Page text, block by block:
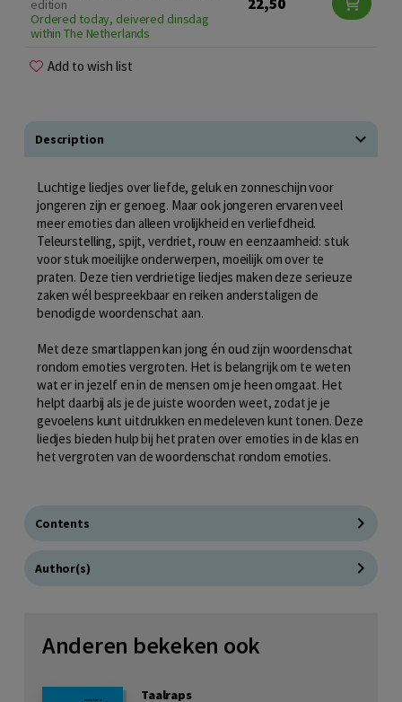
edition
Ordered today, deivered dinsdag
within The Netherlands
Add to wish list
Description
Luchtige liedjes over liefde, geluk en zonneschijn voor
jongeren zijn er genoeg. Maar ook jongeren ervaren veel
meer emoties dan alleen vrolijkheid en verliefdheid.
Teleurstelling, spijt, verdriet, rouw en eenzaamheid: stuk
voor stuk moeilijke onderwerpen, moeilijk om over te
praten. Deze tien verdrietige liedjes maken deze serieuze
zaken wél bespreekbaar en reiken anderstaligen de
benodigde woordenschat aan.
Met deze smartlappen kan jong én oud zijn woordenschat
rondom emoties vergroten. Het is belangrijk om te weten
wat er in jezelf en in de mensen om je heen omgaat. Het
helpt daarbij als je de juiste woorden weet, zodat je je
gevoelens kunt uitdrukken en medeleven kunt tonen. Deze
liedjes bieden hulp bij het praten over emoties in de klas en
het vergroten van de woordenschat rondom emoties.
Contents
Author(s)
Anderen bekeken ook
Taalraps